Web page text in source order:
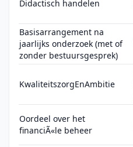
Didactisch handelen
Basisarrangement na
jaarlijks onderzoek (met of
zonder bestuursgesprek)
KwaliteitszorgEnAmbitie
Oordeel over het
financiÃ«le beheer